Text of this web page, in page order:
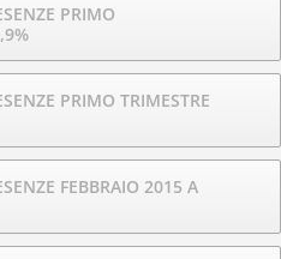
PRIMO
PRIMO TRIMESTRE
FEBBRAIO 2015 A